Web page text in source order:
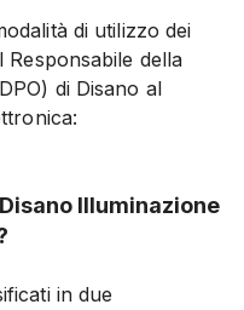
di utilizzo dei
della
di Disano al
Illuminazione
in due